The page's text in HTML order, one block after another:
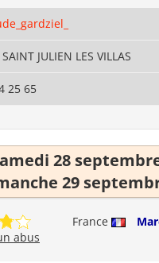
JULIEN LES VILLAS
25 65
28
29
France
abus